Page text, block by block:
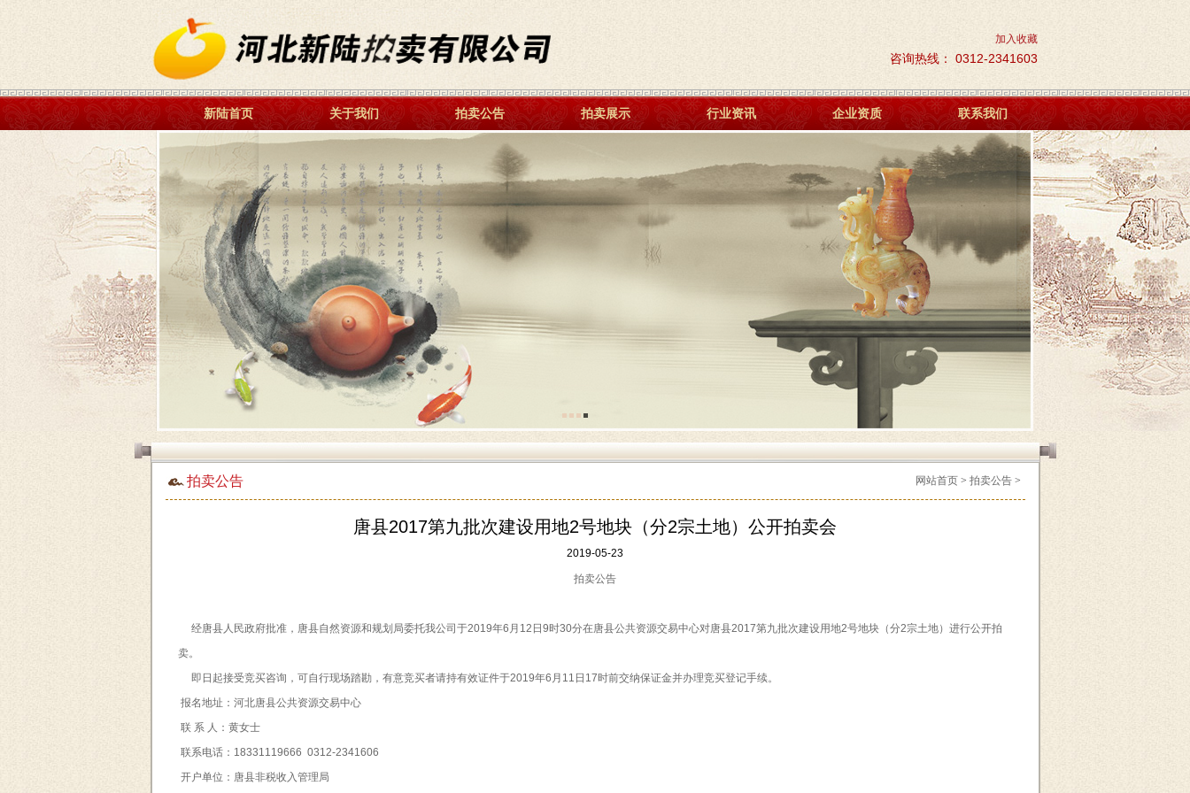
加入收藏
咨询热线： 0312-2341603
新陆首页 关于我们 拍卖公告 拍卖展示 行业资讯 企业资质 联系我们
拍卖公告 网站首页> 拍卖公告>
唐县2017第九批次建设用地2号地块（分2宗土地）公开拍卖会
2019-05-23
拍卖公告
经唐县人民政府批准，唐县自然资源和规划局委托我公司于2019年6月12日9时30分在唐县公共资源交易中心对唐县2017第九批次建设用地2号地块（分2宗土地）进行公开拍
卖。
即日起接受竞买咨询，可自行现场踏勘，有意竞买者请持有效证件于2019年6月11日17时前交纳保证金并办理竞买登记手续。
报名地址：河北唐县公共资源交易中心
联 系 人：黄女士
联系电话：18331119666 0312-2341606
开户单位：唐县非税收入管理局